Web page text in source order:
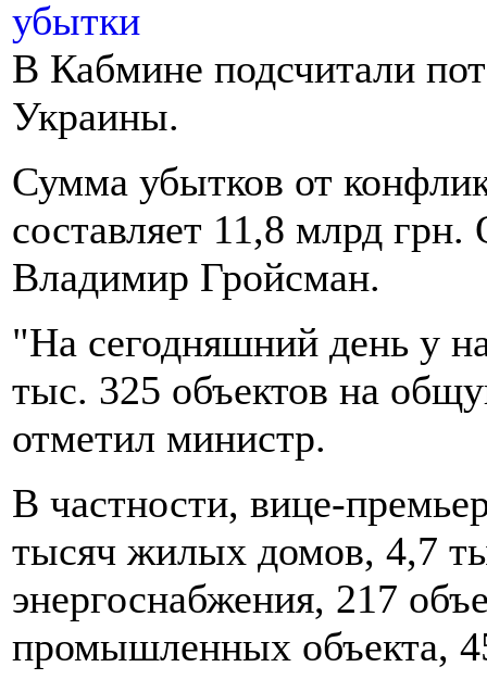
В Кабмине подсчитали
Украины.
Сумма убытков от
составляет 11,8 млрд
Владимир Гройсман.
"На сегодняшний день у
тыс. 325 объектов на
отметил министр.
В частности, вице-
тысяч жилых домов, 4,7
энергоснабжения, 217
промышленных объекта,